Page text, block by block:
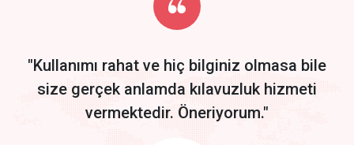
Start by trying our service for 30 days free trial no credit card
required.
"Kullanımı rahat ve hiç bilginiz olmasa bile
size gerçek anlamda kılavuzluk hizmeti
vermektedir. Öneriyorum."